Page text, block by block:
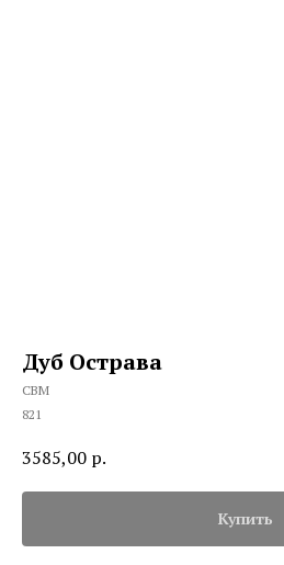
Дуб Острава
CBM
821
3585,00 р.
Купить